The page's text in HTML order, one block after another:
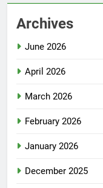
Archives
June 2026
April 2026
March 2026
February 2026
January 2026
December 2025